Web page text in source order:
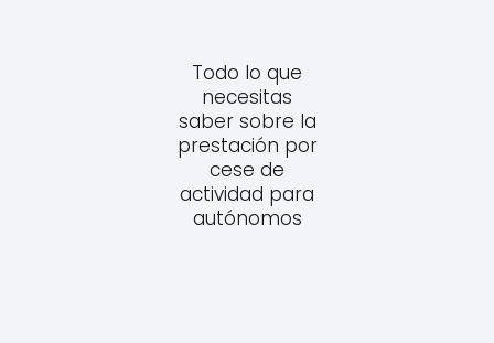
Todo lo que
necesitas
saber sobre la
prestación por
cese de
actividad para
autónomos